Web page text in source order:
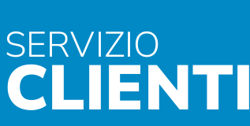
SERVIZIO
CLIENTI